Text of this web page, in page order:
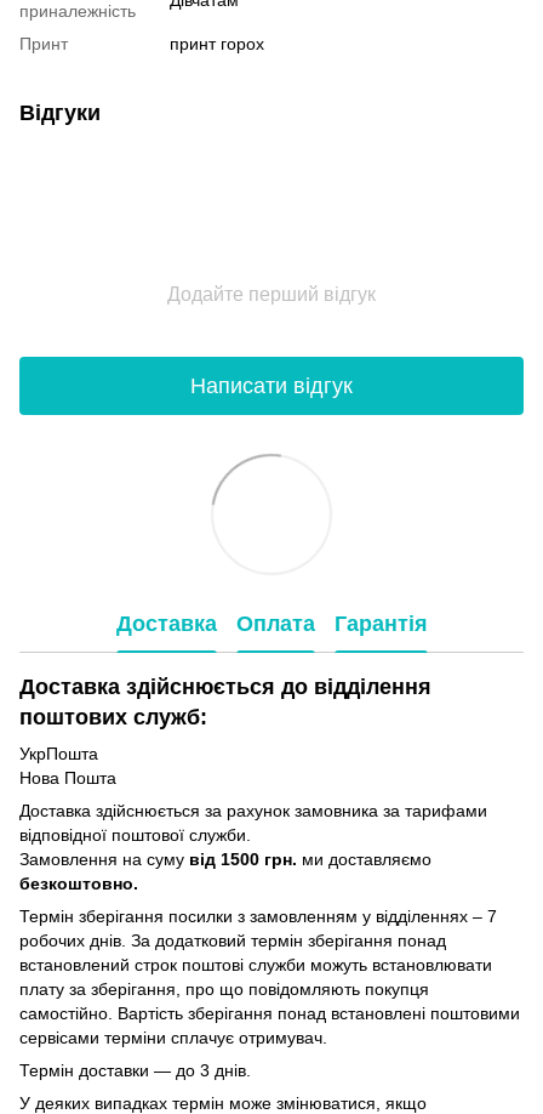
приналежність
Принт принт горох
Відгуки
Додайте перший відгук
Написати відгук
Доставка Оплата Гарантія
Доставка здійснюється до відділення
поштових служб:
УкрПошта
Нова Пошта
Доставка здійснюється за рахунок замовника за тарифами
відповідної поштової служби.
Замовлення на суму від 1500 грн. ми доставляємо
безкоштовно.
Термін зберігання посилки з замовленням у відділеннях – 7
робочих днів. За додатковий термін зберігання понад
встановлений строк поштові служби можуть встановлювати
плату за зберігання, про що повідомляють покупця
самостійно. Вартість зберігання понад вcтановлені поштовими
сервісами терміни сплачує отримувач.
Термін доставки — до 3 днів.
У деяких випадках термін може змінюватися, якщо